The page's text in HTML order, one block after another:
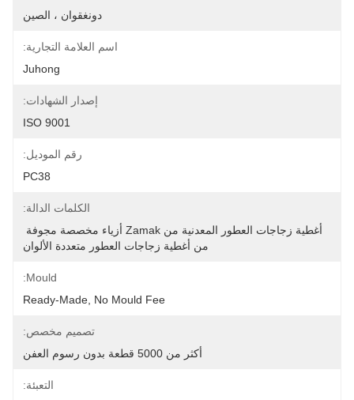
دونغقوان ، الصين
اسم العلامة التجارية:
Juhong
إصدار الشهادات:
ISO 9001
رقم الموديل:
PC38
الكلمات الدالة:
من أغطية زجاجات العطور متعددة الألوان
Mould:
Ready-Made, No Mould Fee
تصميم مخصص:
أكثر من 5000 قطعة بدون رسوم العفن
التعبئة: